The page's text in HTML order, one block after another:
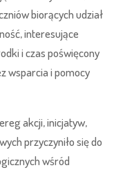
biorących udział
interesujące
i czas poświęcony
wsparcia i pomocy
akcji, inicjatyw,
przyczyniło się do
wśród